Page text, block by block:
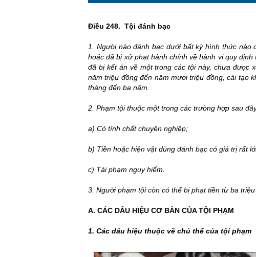
Điều 248. Tội đánh bạc
1. Người nào đánh bạc dưới bất kỳ hình thức
hoặc đã bị xử phạt hành chính về hành vi quy
đã bị kết án về một trong các tội này, chưa được
năm triệu đồng đến năm mươi triệu đồng, cải tạo
tháng đến ba năm.
2. Phạm tội thuộc một trong các trường hợp sau
a) Có tính chất chuyên nghiệp;
b) Tiền hoặc hiện vật dùng đánh bạc có giá trị rất
c) Tái phạm nguy hiểm.
3. Người phạm tội còn có thể bị phạt tiền từ ba
A. CÁC DẤU HIỆU CƠ BẢN CỦA TỘI PHẠM
1. Các dấu hiệu thuộc về chủ thể của tội phạm